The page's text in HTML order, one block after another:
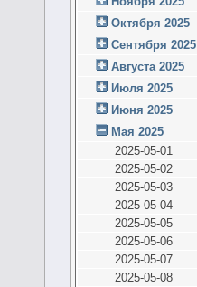
Октября 2025
Сентября 2025
Августа 2025
Июля 2025
Июня 2025
Мая 2025
2025-05-01
2025-05-02
2025-05-03
2025-05-04
2025-05-05
2025-05-06
2025-05-07
2025-05-08